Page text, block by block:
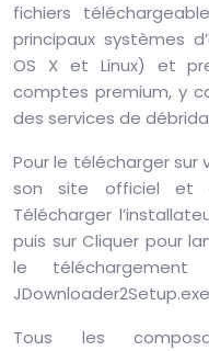
fichiers
principaux systèmes
OS X et Linux) et
comptes premium, y
des services de
Pour le télécharger sur
son site officiel et
Télécharger
puis sur Cliquer pour
le
Tous les